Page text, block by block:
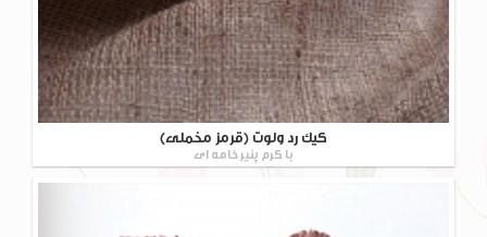
کیک رد ولوت (قرمز مخملی)
با کرم پنیر خامه ای